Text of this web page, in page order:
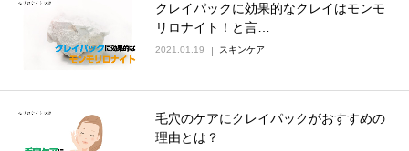
クレイパックに効果的なクレイはモンモ
リロナイト！と言…
2021.01.19 スキンケア
毛穴のケアにクレイパックがおすすめの
理由とは？